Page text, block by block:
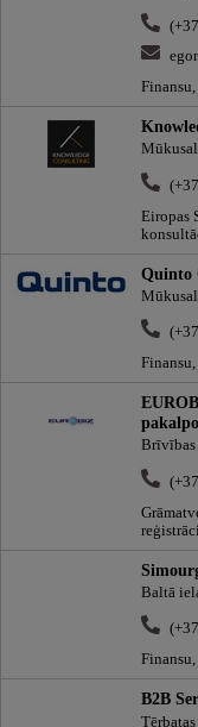
Eiropas
Quinto
Brīvības
Baltā
B2B